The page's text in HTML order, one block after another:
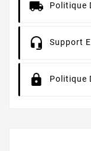
Politique
Support
Politique